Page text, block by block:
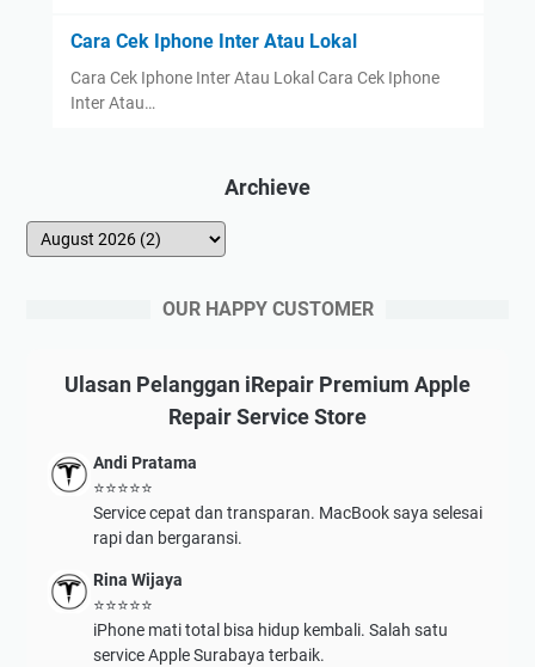
Cara Cek Iphone Inter Atau Lokal
Cara Cek Iphone Inter Atau Lokal Cara Cek Iphone
Inter Atau…
Archieve
OUR HAPPY CUSTOMER
Ulasan Pelanggan iRepair Premium Apple
Repair Service Store
Andi Pratama
⭐⭐⭐⭐⭐
Service cepat dan transparan. MacBook saya selesai
rapi dan bergaransi.
Rina Wijaya
⭐⭐⭐⭐⭐
iPhone mati total bisa hidup kembali. Salah satu
service Apple Surabaya terbaik.